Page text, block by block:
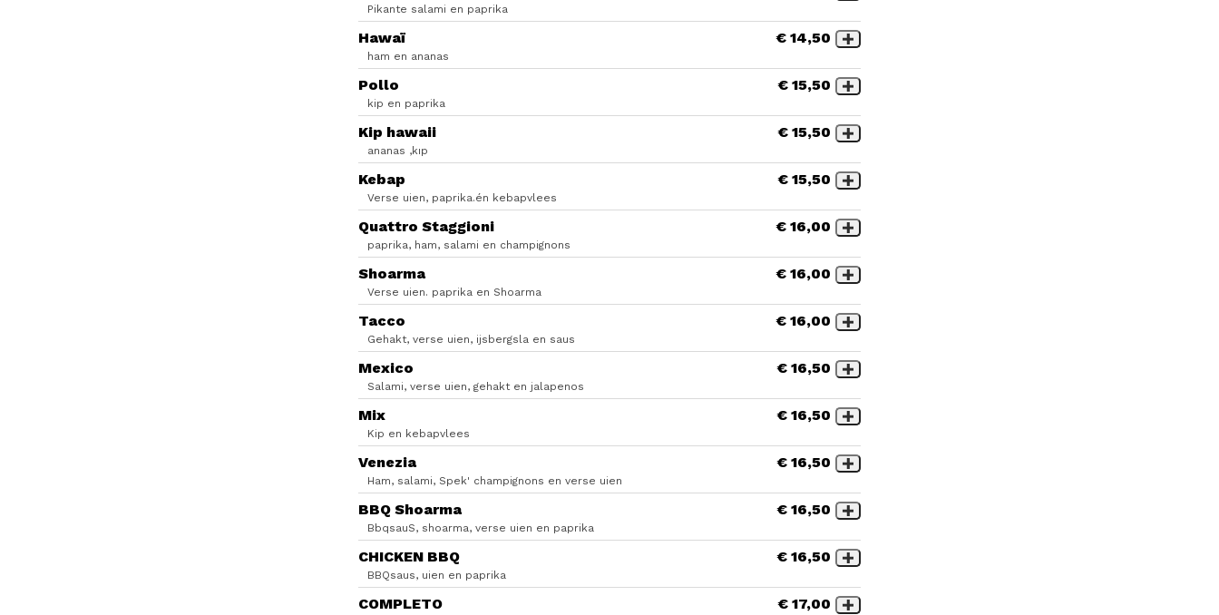
Pikante salami en paprika
Hawaï
ham en ananas
€ 14,50
Pollo
kip en paprika
€ 15,50
Kip hawaii
ananas ,kıp
€ 15,50
Kebap
Verse uien, paprika.én kebapvlees
€ 15,50
Quattro Staggioni
paprika, ham, salami en champignons
€ 16,00
Shoarma
Verse uien. paprika en Shoarma
€ 16,00
Tacco
Gehakt, verse uien, ijsbergsla en saus
€ 16,00
Mexico
Salami, verse uien, gehakt en jalapenos
€ 16,50
Mix
Kip en kebapvlees
€ 16,50
Venezia
Ham, salami, Spek' champignons en verse uien
€ 16,50
BBQ Shoarma
BbqsauS, shoarma, verse uien en paprika
€ 16,50
CHICKEN BBQ
BBQsaus, uien en paprika
€ 16,50
COMPLETO € 17,00